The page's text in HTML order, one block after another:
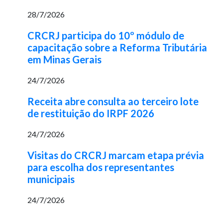
28/7/2026
CRCRJ participa do 10º módulo de
capacitação sobre a Reforma Tributária
em Minas Gerais
24/7/2026
Receita abre consulta ao terceiro lote
de restituição do IRPF 2026
24/7/2026
Visitas do CRCRJ marcam etapa prévia
para escolha dos representantes
municipais
24/7/2026